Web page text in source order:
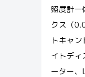
照度計
クス（
トキャ
イトディ
ーター、